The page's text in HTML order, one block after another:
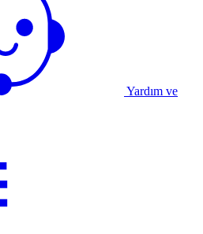
Yardım ve